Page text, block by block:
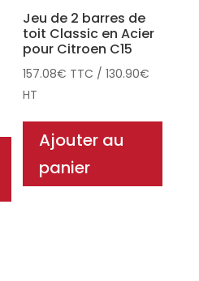
Jeu de 2 barres de
toit Classic en Acier
pour Citroen C15
157.08€ TTC /130.90€
HT
Ajouter au
panier